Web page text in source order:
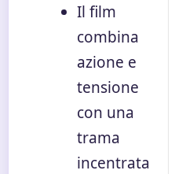
Il film
combina
azione e
tensione
con una
trama
incentrata